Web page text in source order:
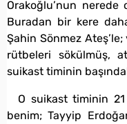
Orakoğlu’nun
Buradan bir kere
Şahin Sönmez
rütbeleri sökülmüş,
suikast timinin
O suikast timinin
benim; Tayyip